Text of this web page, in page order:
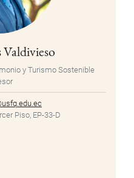
y Turismo Sostenible
Piso, EP-33-D